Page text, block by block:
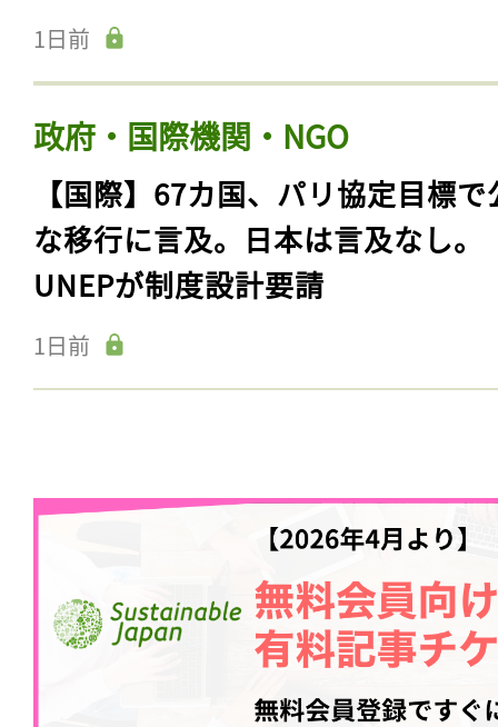
1日前
政府・国際機関・NGO
【国際】67カ国、パリ協定目標で
な移行に言及。日本は言及なし。
UNEPが制度設計要請
1日前